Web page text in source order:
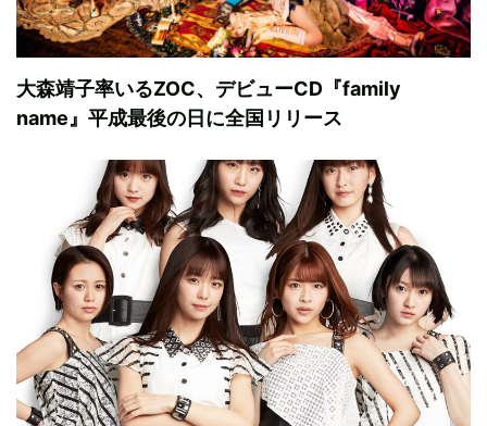
大森靖子率いるZOC、デビューCD『family
name』平成最後の日に全国リリース